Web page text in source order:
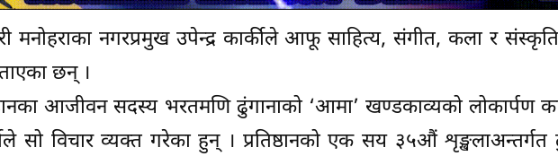
मनोहराका नगरप्रमुख उपेन्द्र कार्कीले आफू साहित्य, संगीत, कला र
छन् ।
आजीवन सदस्य भरतमणि ढुंगानाको ‘आमा’ खण्डकाव्यको लोकार्पण
सो विचार व्यक्त गरेका हुन् । प्रतिष्ठानको एक सय ३५औं शृङ्खलाअन्तर्गत